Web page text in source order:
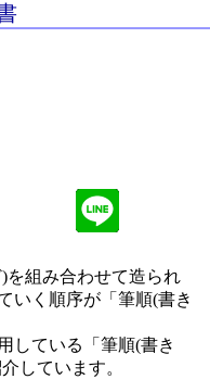
を組み合わせて造られ
いく順序が「筆順(書き
している「筆順(書き
しています。